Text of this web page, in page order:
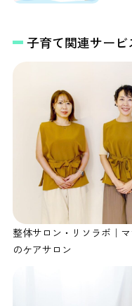
子育て関連サービ
整体サロン・リソラボ｜
のケアサロン